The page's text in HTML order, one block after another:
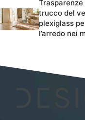
trucco del
plexiglass
l’arredo nei